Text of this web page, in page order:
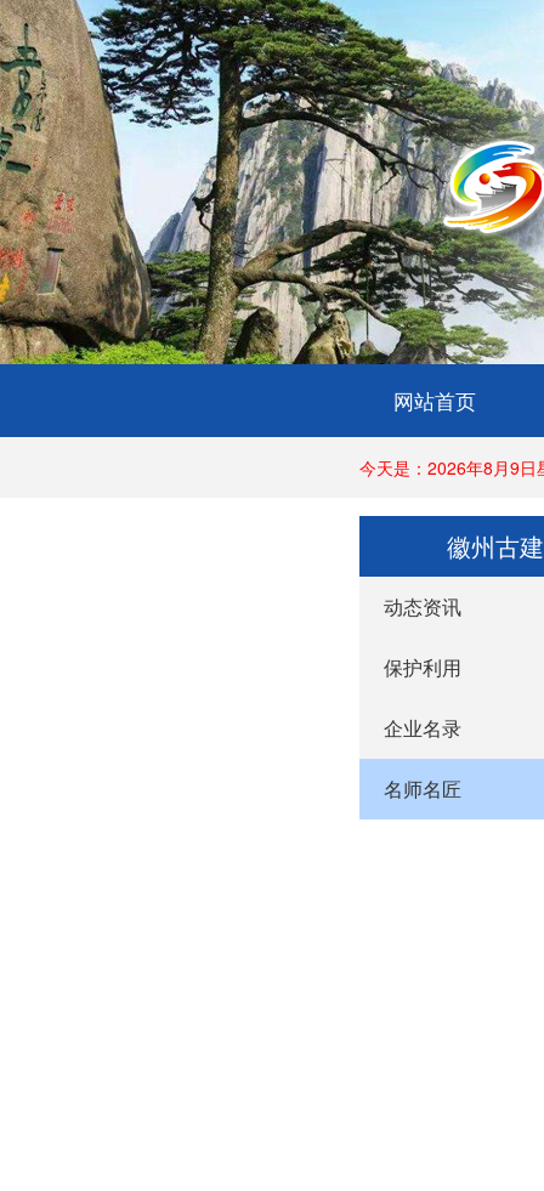
网站首页
今天是：2026年8月9日
徽州古建
动态资讯
保护利用
企业名录
名师名匠